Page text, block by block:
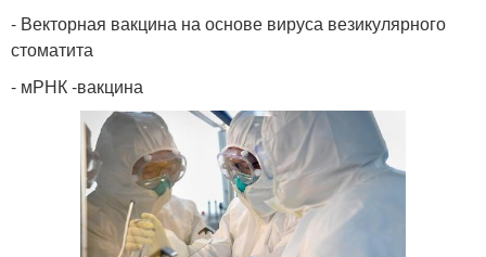
- Векторная вакцина на основе вируса везикулярного
стоматита
- мРНК -вакцина